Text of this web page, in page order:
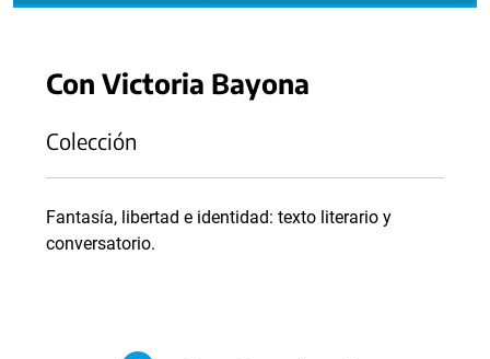
Con Victoria Bayona
Colección
Fantasía, libertad e identidad: texto literario y
conversatorio.